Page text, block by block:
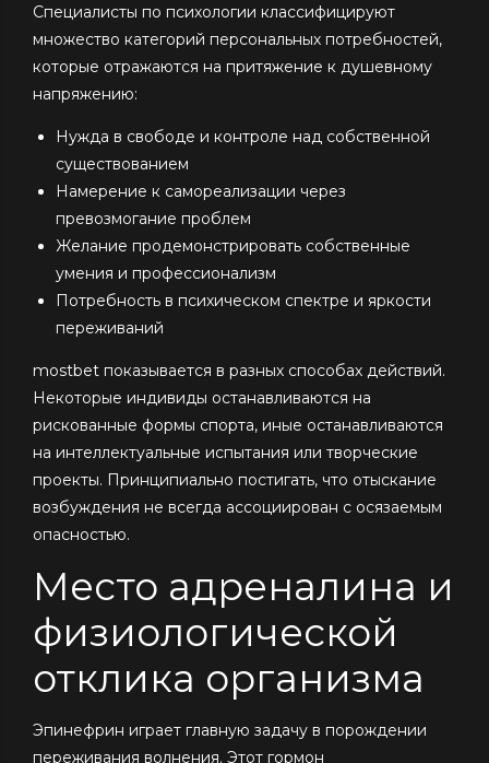
Специалисты по психологии классифицируют
множество категорий персональных потребностей,
которые отражаются на притяжение к душевному
напряжению:
Нужда в свободе и контроле над собственной
существованием
Намерение к самореализации через
превозмогание проблем
Желание продемонстрировать собственные
умения и профессионализм
Потребность в психическом спектре и яркости
переживаний
mostbet показывается в разных способах действий.
Некоторые индивиды останавливаются на
рискованные формы спорта, иные останавливаются
на интеллектуальные испытания или творческие
проекты. Принципиально постигать, что отыскание
возбуждения не всегда ассоциирован с осязаемым
опасностью.
Место адреналина и
физиологической
отклика организма
Эпинефрин играет главную задачу в порождении
переживания волнения. Этот гормон